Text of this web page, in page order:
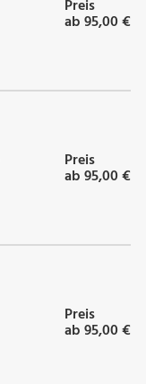
Preis
ab 95,00 €
Preis
ab 95,00 €
Preis
ab 95,00 €